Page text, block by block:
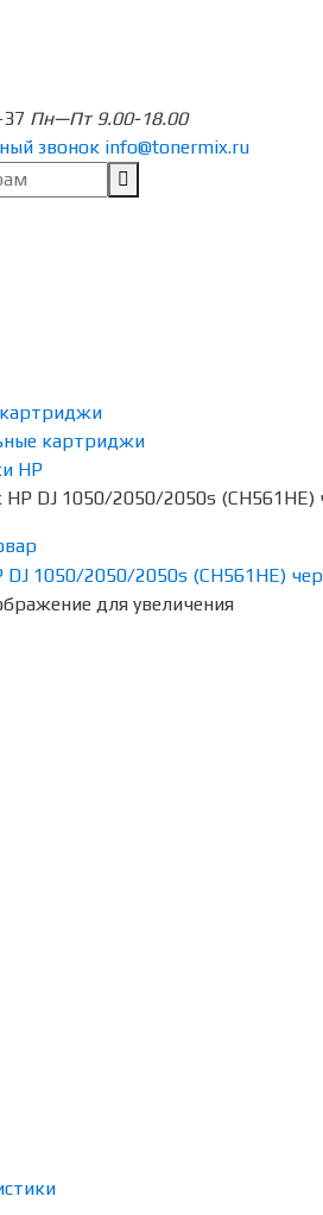
Пн—Пт 9.00-18.00
звонок info@tonermix.ru
картриджи
HP
DJ 1050/2050/2050s
для увеличения